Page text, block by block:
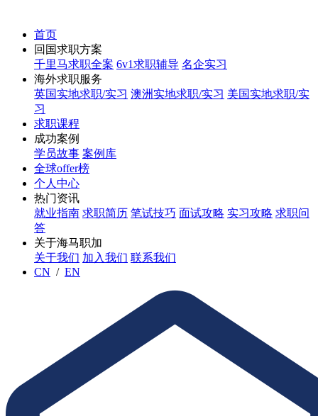
首页
回国求职方案
千里马求职全案 6v1求职辅导 名企实习
海外求职服务
英国实地求职/实习 澳洲实地求职/实习 美国实地求职/实
习
求职课程
成功案例
学员故事 案例库
全球offer榜
个人中心
热门资讯
就业指南 求职简历 笔试技巧 面试攻略 实习攻略 求职问
答
关于海马职加
关于我们 加入我们 联系我们
CN / EN